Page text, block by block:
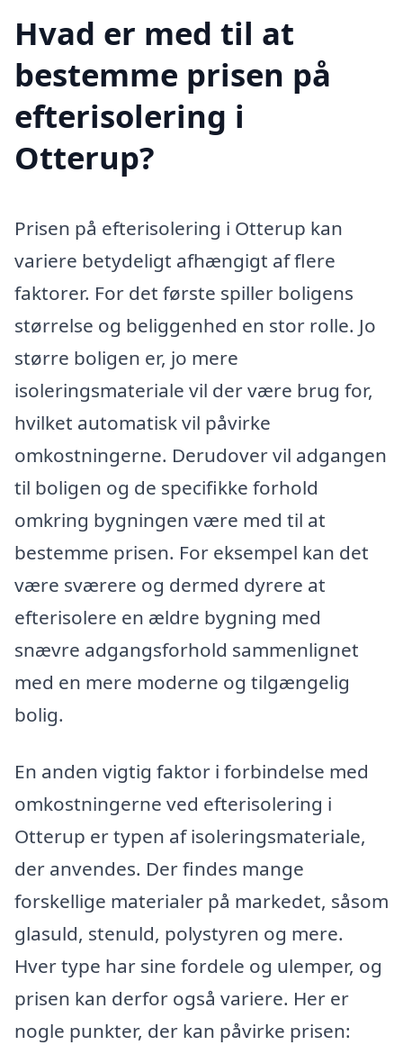
Hvad er med til at
bestemme prisen på
efterisolering i
Otterup?
Prisen på efterisolering i Otterup kan
variere betydeligt afhængigt af flere
faktorer. For det første spiller boligens
størrelse og beliggenhed en stor rolle. Jo
større boligen er, jo mere
isoleringsmateriale vil der være brug for,
hvilket automatisk vil påvirke
omkostningerne. Derudover vil adgangen
til boligen og de specifikke forhold
omkring bygningen være med til at
bestemme prisen. For eksempel kan det
være sværere og dermed dyrere at
efterisolere en ældre bygning med
snævre adgangsforhold sammenlignet
med en mere moderne og tilgængelig
bolig.
En anden vigtig faktor i forbindelse med
omkostningerne ved efterisolering i
Otterup er typen af isoleringsmateriale,
der anvendes. Der findes mange
forskellige materialer på markedet, såsom
glasuld, stenuld, polystyren og mere.
Hver type har sine fordele og ulemper, og
prisen kan derfor også variere. Her er
nogle punkter, der kan påvirke prisen: